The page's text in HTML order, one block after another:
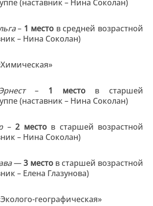
(наставник – Нина Соколан)
– 1 место в средней возрастной
– Нина Соколан)
– 1 место в старшей
(наставник – Нина Соколан)
–2 местов старшей возрастной
– Нина Соколан)
—3 местов старшей возрастной
– Елена Глазунова)
географическая»